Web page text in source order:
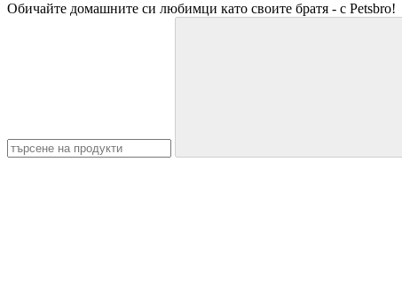
Обичайте домашните си любимци като своите братя - с Petsbro!